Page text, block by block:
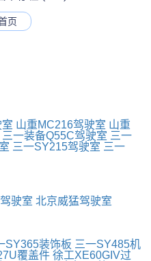
页
山重MC216驾驶室 山重
三一装备Q55C驾驶室 三一
三一SY215驾驶室 三一
驶室 北京威猛驾驶室
SY365装饰板 三一SY485机
覆盖件 徐工XE60GIV过